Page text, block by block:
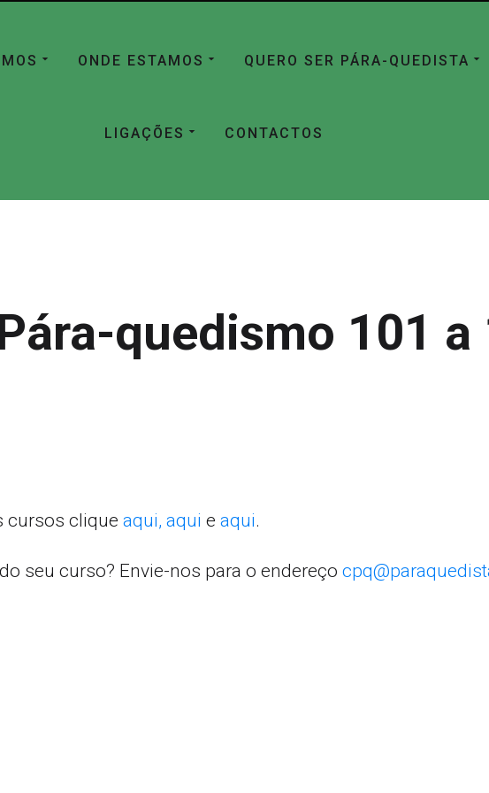
ONDE ESTAMOS QUERO SER PÁRA-QUEDISTA
LIGAÇÕES CONTACTOS
quedismo 101 a
cursos clique aqui, aqui e aqui.
seu curso? Envie-nos para o endereço